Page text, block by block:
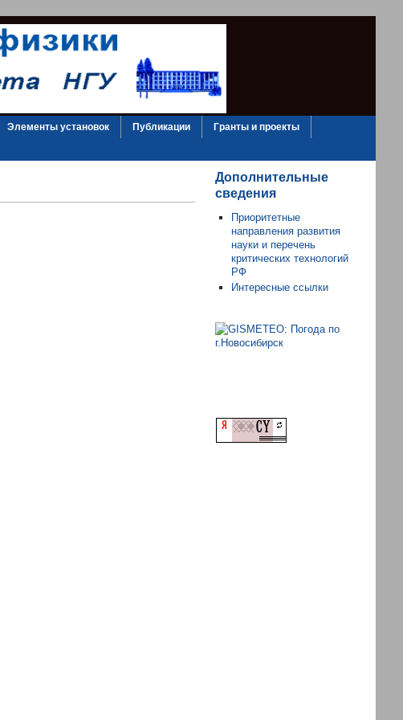
Элементы установок Публикации
Гранты и проекты
Дополнительные
сведения
Приоритетные
направления развития
науки и перечень
критических технологий
РФ
Интересные ссылки